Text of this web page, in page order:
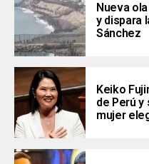
Nueva
y dispara
Sánchez
Keiko
de Perú
mujer